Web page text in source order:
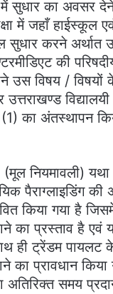
में सुधार का अवसर
में जहाँ हाईस्कूल
सुधार करने अर्थात
की परिषदीय
उस विषय / विषयों
का अंतस्थापन
(मूल नियमावली)
पैराग्लाइडिंग
किया गया है
का प्रस्ताव है एवं
ही ट्रेंडम पायलट
प्रावधान किया
समय